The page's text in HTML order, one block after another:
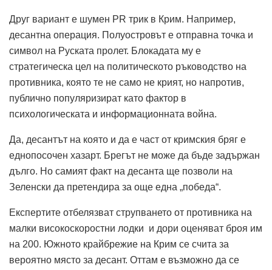
Друг вариант е шумен PR трик в Крим. Например,
десантна операция. Полуостровът е отправна точка и
символ на Руската пролет. Блокадата му е
стратегическа цел на политическото ръководство на
противника, която те не само не крият, но напротив,
публично популяризират като фактор в
психологическата и информационната война.
Да, десантът на която и да е част от кримския бряг е
еднопосочен хазарт. Брегът не може да бъде задържан
дълго. Но самият факт на десанта ще позволи на
Зеленски да претендира за още една „победа“.
Експертите отбелязват струпването от противника на
малки високоскоростни лодки и дори оценяват броя им
на 200. Южното крайбрежие на Крим се счита за
вероятно място за десант. Оттам е възможно да се